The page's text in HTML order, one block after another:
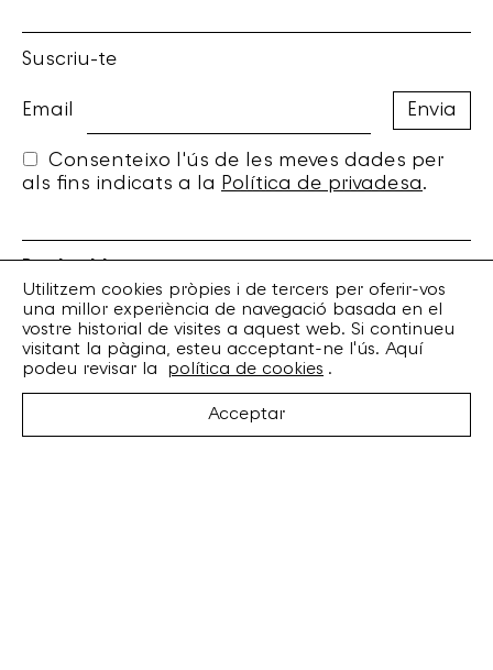
Suscriu-te
Email
Consenteixo l'ús de les meves dades per
als fins indicats a la Política de privadesa.
Torrent de l’Olla, 203 Local 1
08012 Barcelona
+34 932 070 164
bankrobber@bankrobber.net
Utilitzem cookies pròpies i de tercers per oferir-vos
una millor experiència de navegació basada en el
vostre historial de visites a aquest web. Si continueu
visitant la pàgina, esteu acceptant-ne l'ús. Aquí
podeu revisar la
política de cookies .
Acceptar